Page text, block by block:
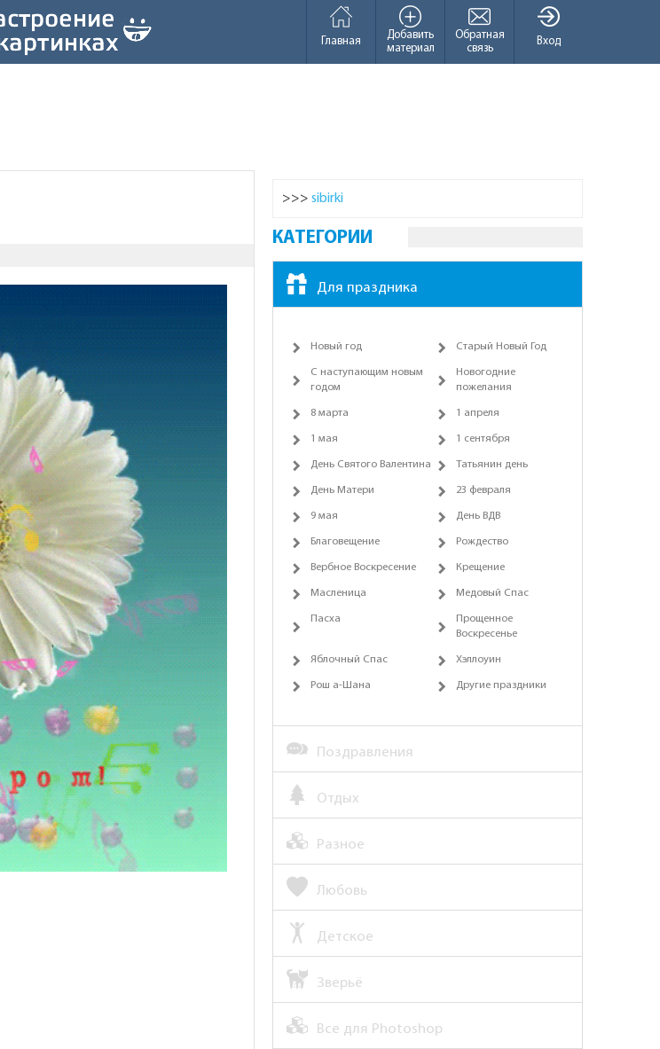
Вход
Обратная
связь
Добавить
материал
Главная
>>> sibirki
КАТЕГОРИИ
Для праздника
Новый год Старый Новый Год
С наступающим новым
годом
Новогодние
пожелания
8 марта 1 апреля
1 мая 1 сентября
День Святого Валентина Татьянин день
День Матери 23 февраля
9 мая День ВДВ
Благовещение Рождество
Вербное Воскресение Крещение
Масленица Медовый Спас
Пасха
Прощенное
Воскресенье
Яблочный Спас Хэллоуин
Рош а-Шана Другие праздники
Поздравления
Отдых
Разное
Любовь
Детское
Зверьё
Все для Photoshop